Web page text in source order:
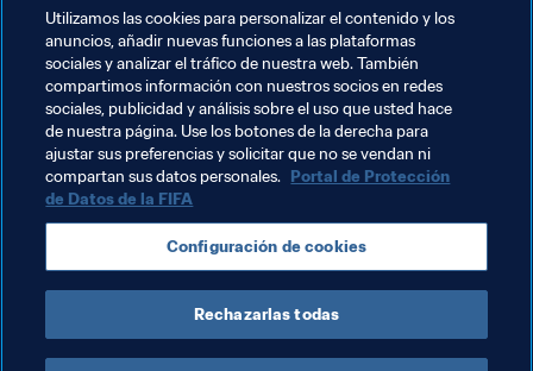
Temas relacionados
Competiciones España
Copa Mundial Femenina Sub-17 de la FIFA Jordania
2016
Japan DPR Korea Venezuela AFC UEFA
CONMEBOL
Utilizamos las cookies para personalizar el contenido y los
anuncios, añadir nuevas funciones a las plataformas
sociales y analizar el tráfico de nuestra web. También
compartimos información con nuestros socios en redes
sociales, publicidad y análisis sobre el uso que usted hace
de nuestra página. Use los botones de la derecha para
ajustar sus preferencias y solicitar que no se vendan ni
compartan sus datos personales. Portal de Protección
de Datos de la FIFA
Configuración de cookies
Rechazarlas todas